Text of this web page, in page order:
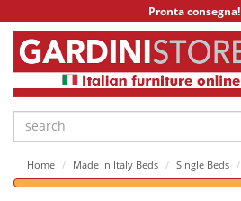
Pronta consegna!
Home Made In Italy Beds Single Beds